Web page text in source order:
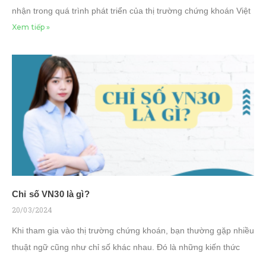
nhận trong quá trình phát triển của thị trường chứng khoán Việt
Xem tiếp »
Chỉ số VN30 là gì?
20/03/2024
Khi tham gia vào thị trường chứng khoán, bạn thường gặp nhiều
thuật ngữ cũng như chỉ số khác nhau. Đó là những kiến thức